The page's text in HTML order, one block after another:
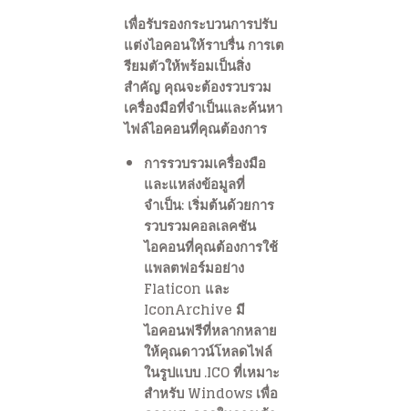
เพื่อรับรองกระบวนการปรับ
แต่งไอคอนให้ราบรื่น การเต
รียมตัวให้พร้อมเป็นสิ่ง
สำคัญ คุณจะต้องรวบรวม
เครื่องมือที่จำเป็นและค้นหา
ไฟล์ไอคอนที่คุณต้องการ
การรวบรวมเครื่องมือ
และแหล่งข้อมูลที่
จำเป็น: เริ่มต้นด้วยการ
รวบรวมคอลเลคชัน
ไอคอนที่คุณต้องการใช้
แพลตฟอร์มอย่าง
Flaticon และ
IconArchive มี
ไอคอนฟรีที่หลากหลาย
ให้คุณดาวน์โหลดไฟล์
ในรูปแบบ .ICO ที่เหมาะ
สำหรับ Windows เพื่อ